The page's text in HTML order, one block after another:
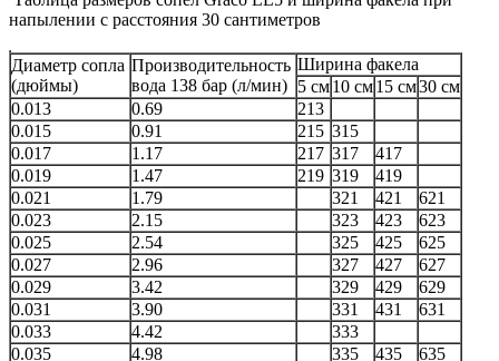
напылении с расстояния 30 сантиметров
Диаметр сопла
(дюймы)
Производительность
вода 138 бар (л/мин)
Ширина факела
5 см10 см15 см30 см
0.013
0.69
213
0.015
0.91 215 315
0.017
1.17 217 317
417
0.019
1.47 219 319
419
0.021
1.79 321 421
621
0.023
2.15 323 423
623
0.025
2.54 325 425
625
0.027
2.96 327 427
627
0.029
3.42 329 429
629
0.031
3.90 331 431
631
0.033
4.42
333
0.035
4.98 335 435 635